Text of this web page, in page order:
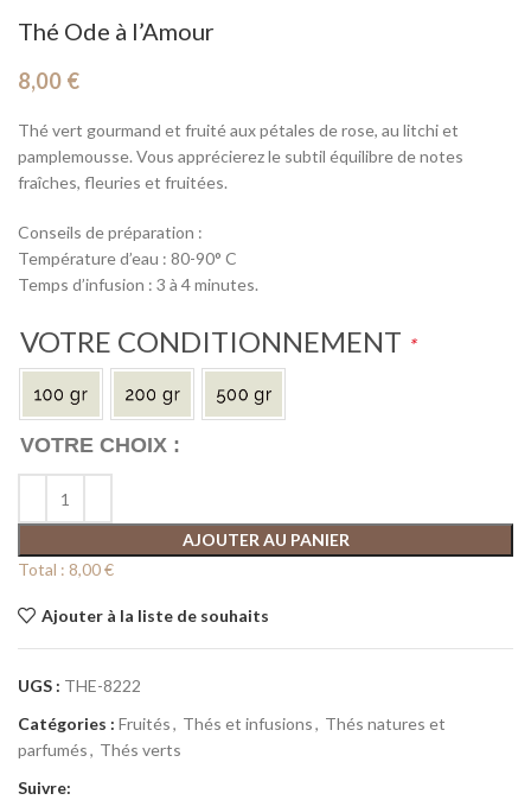
Thé Ode à l’Amour
8,00 €
Thé vert gourmand et fruité aux pétales de rose, au litchi et
pamplemousse. Vous apprécierez le subtil équilibre de notes
fraîches, fleuries et fruitées.
Conseils de préparation :
Température d’eau : 80-90° C
Temps d’infusion : 3 à 4 minutes.
VOTRE CONDITIONNEMENT *
AJOUTER AU PANIER
Total : 8,00 €
Ajouter à la liste de souhaits
UGS : THE-8222
Catégories : Fruités, Thés et infusions, Thés natures et
parfumés, Thés verts
Suivre: